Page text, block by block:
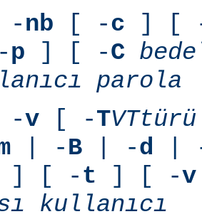
-nb [ -c ] [
p ] [ -C
parola
-v [ -TVTtürü
| -B | -d |
] [ -t ] [ -v
kullanıcı